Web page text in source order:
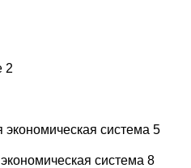
2
экономическая система 5
система 8